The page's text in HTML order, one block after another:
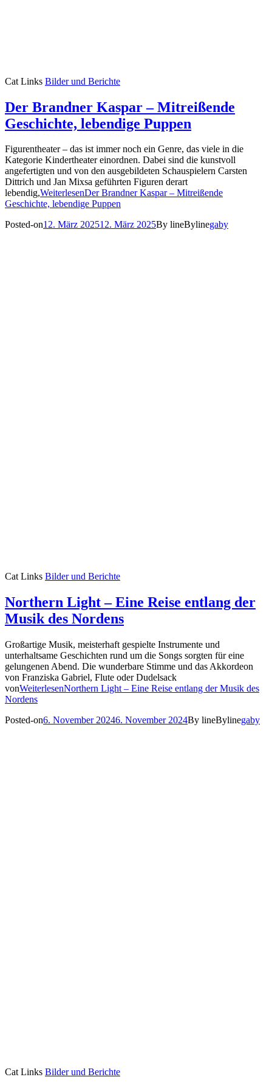
Cat Links Bilder und Berichte
Der Brandner Kaspar – Mitreißende
Geschichte, lebendige Puppen
Figurentheater – das ist immer noch ein Genre, das viele in die
Kategorie Kindertheater einordnen. Dabei sind die kunstvoll
angefertigten und von den ausgebildeten Schauspielern Carsten
Dittrich und Jan Mixsa geführten Figuren derart
lebendig,WeiterlesenDer Brandner Kaspar – Mitreißende
Geschichte, lebendige Puppen
Posted-on12. März 202512. März 2025By lineBylinegaby
Cat Links Bilder und Berichte
Northern Light – Eine Reise entlang der
Musik des Nordens
Großartige Musik, meisterhaft gespielte Instrumente und
unterhaltsame Geschichten rund um die Songs sorgten für eine
gelungenen Abend. Die wunderbare Stimme und das Akkordeon
von Franziska Gabriel, Flute oder Dudelsack
vonWeiterlesenNorthern Light – Eine Reise entlang der Musik des
Nordens
Posted-on6. November 20246. November 2024By lineBylinegaby
Cat Links Bilder und Berichte